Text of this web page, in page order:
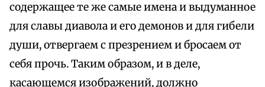
содержащее те же самые имена и выдуманное
для славы диавола и его демонов и для гибели
души, отвергаем с презрением и бросаем от
себя прочь. Таким образом, и в деле,
касающемся изображений, должно